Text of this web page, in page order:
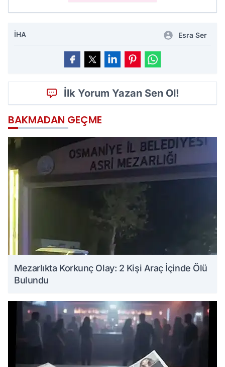
İHA Esra Ser
İlk Yorum Yazan Sen Ol!
BAKMADAN GEÇME
Mezarlıkta Korkunç Olay: 2 Kişi Araç İçinde Ölü
Bulundu